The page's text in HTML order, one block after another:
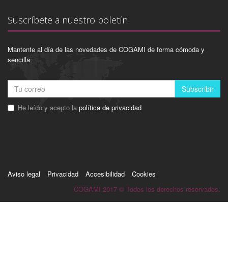
Suscríbete a nuestro boletín
Mantente al día de las novedades de COGAMI de forma cómoda y
sencilla
Subscribir
He leído y acepto la política de privacidad
Aviso legal Privacidad Accesibilidad
Cookies
COGAMI 2017 © Todos los derechos reservados.